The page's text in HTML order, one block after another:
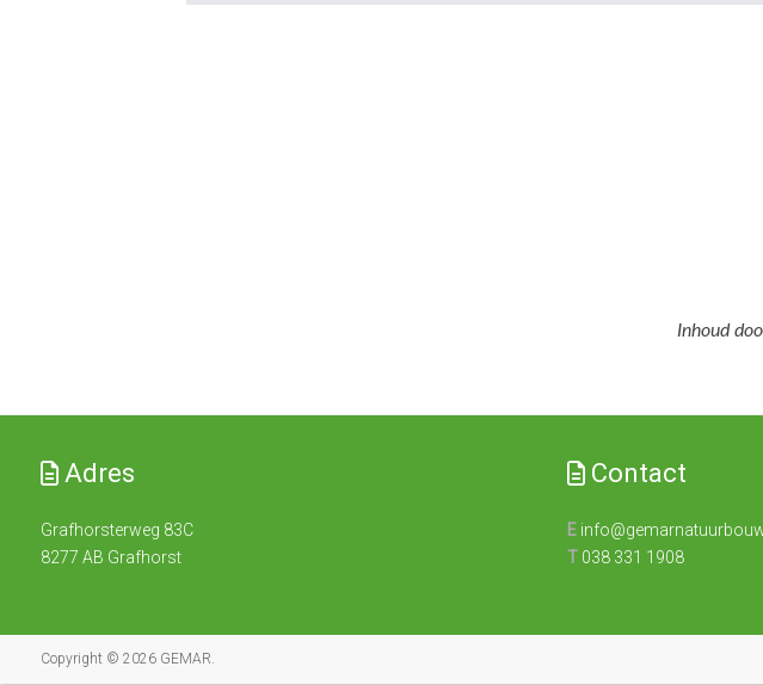
Inhoud
Adres
Grafhorsterweg 83C
8277 AB Grafhorst
Contact
E
T 038 331 1908
Copyright © 2026 GEMAR.